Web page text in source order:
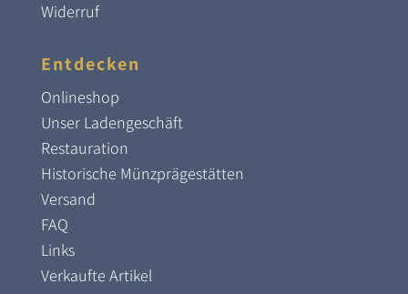
Widerruf
Entdecken
Onlineshop
Unser Ladengeschäft
Restauration
Historische Münzprägestätten
Versand
FAQ
Links
Verkaufte Artikel